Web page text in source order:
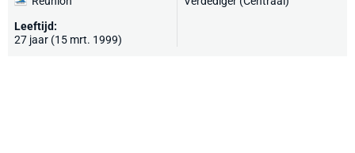
Leeftijd:
27 jaar (15 mrt. 1999)